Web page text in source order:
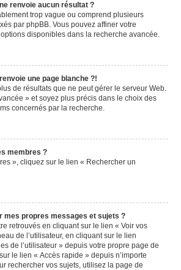
renvoie aucun résultat ?
trop vague ou comprend plusieurs
par phpBB. Vous pouvez affiner votre
disponibles dans la recherche avancée.
une page blanche ?!
de résultats que ne peut gérer le serveur Web.
» et soyez plus précis dans le choix des
concernés par la recherche.
membres ?
», cliquez sur le lien « Rechercher un
mes propres messages et sujets ?
retrouvés en cliquant sur le lien « Voir vos
de l’utilisateur, en cliquant sur le lien
de l’utilisateur » depuis votre propre page de
le lien « Accès rapide » depuis n’importe
rechercher vos sujets, utilisez la page de